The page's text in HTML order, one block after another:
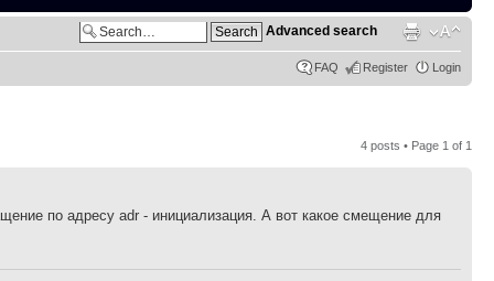
Advanced search
FAQ Register Login
4 posts • Page 1 of 1
по адресу adr - инициализация. А вот какое смещение для